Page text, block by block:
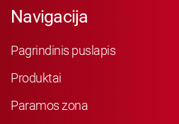
Navigacija
Pagrindinis puslapis
Produktai
Paramos zona